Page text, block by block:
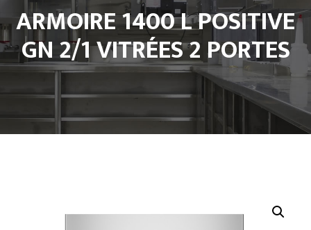
ARMOIRE 1400 L POSITIVE
GN 2/1 VITRÉES 2 PORTES